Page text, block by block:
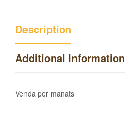
Description
Additional Information
Venda per manats